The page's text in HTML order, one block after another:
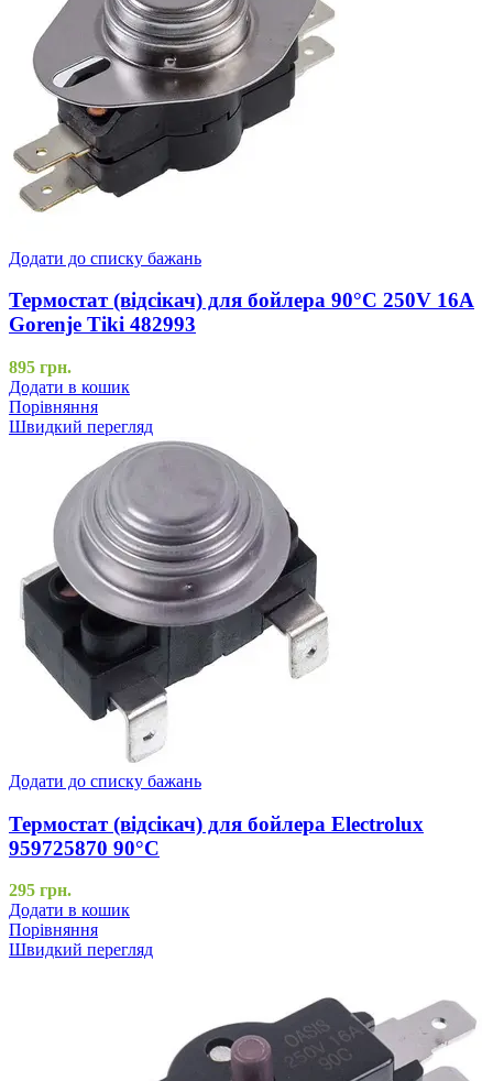
Додати до списку бажань
Термостат (відсікач) для бойлера 90°С 250V 16A
Gorenje Tiki 482993
895 грн.
Додати в кошик
Порівняння
Швидкий перегляд
Додати до списку бажань
Термостат (відсікач) для бойлера Electrolux
959725870 90°C
295 грн.
Додати в кошик
Порівняння
Швидкий перегляд